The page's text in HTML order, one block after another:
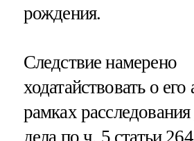
рождения.
Следствие намерено
ходатайствовать о его
рамках